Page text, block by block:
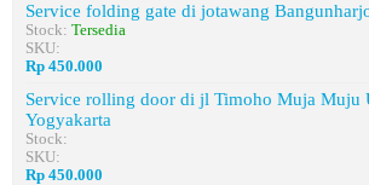
Service folding gate di jotawang
Stock: Tersedia
SKU:
Rp 450.000
Service rolling door di jl Timoho Muja Muju
Yogyakarta
Stock:
SKU:
Rp 450.000